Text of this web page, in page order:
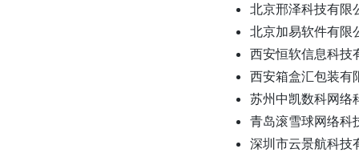
北京邢泽科技有限
北京加易软件有限
西安恒软信息科技
西安箱盒汇包装有
苏州中凯数科网络
青岛滚雪球网络科
深圳市云景航科技